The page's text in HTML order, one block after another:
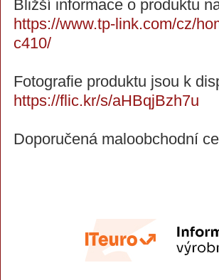
Bližší informace o produktu
https://www.tp-link.com/cz/
c410/
Fotografie produktu jsou k
https://flic.kr/s/aHBqjBzh7u
Doporučená maloobchodní